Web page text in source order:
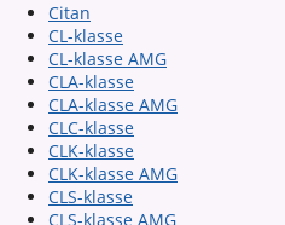
Citan
CL-klasse
CL-klasse AMG
CLA-klasse
CLA-klasse AMG
CLC-klasse
CLK-klasse
CLK-klasse AMG
CLS-klasse
CLS-klasse AMG